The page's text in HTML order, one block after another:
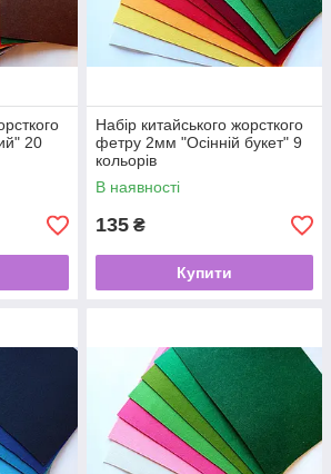
20
Набір китайського жорсткого
фетру 2мм "Осінній букет" 9
кольорів
В наявності
135 ₴
Купити